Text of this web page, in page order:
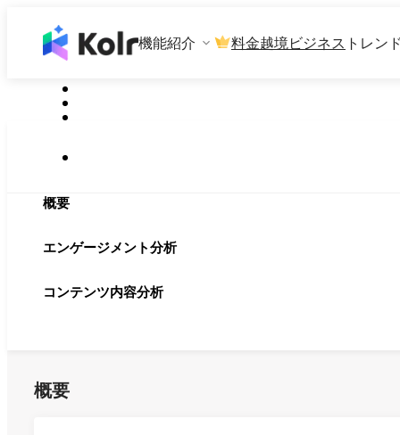
機能紹介 料金越境ビジネス トレン
概要
エンゲージメント分析
コンテンツ内容分析
概要